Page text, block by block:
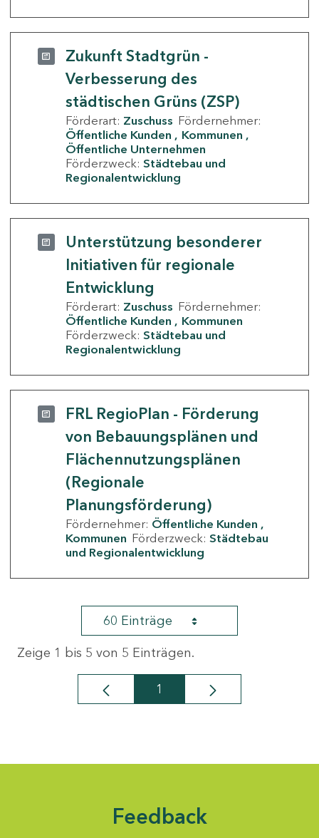
Zukunft Stadtgrün -
Verbesserung des
städtischen Grüns (ZSP)
Förderart: Zuschuss Fördernehmer:
Öffentliche Kunden
Kommunen
Öffentliche Unternehmen
Förderzweck: Städtebau und
Regionalentwicklung
Unterstützung besonderer
Initiativen für regionale
Entwicklung
Förderart: Zuschuss Fördernehmer:
Öffentliche Kunden
Kommunen
Förderzweck: Städtebau und
Regionalentwicklung
FRL RegioPlan - Förderung
von Bebauungsplänen und
Flächennutzungsplänen
(Regionale
Planungsförderung)
Fördernehmer: Öffentliche Kunden
Kommunen Förderzweck: Städtebau
und Regionalentwicklung
60 Einträge
Zeige 1 bis 5 von 5 Einträgen.
Seite
1
Feedback